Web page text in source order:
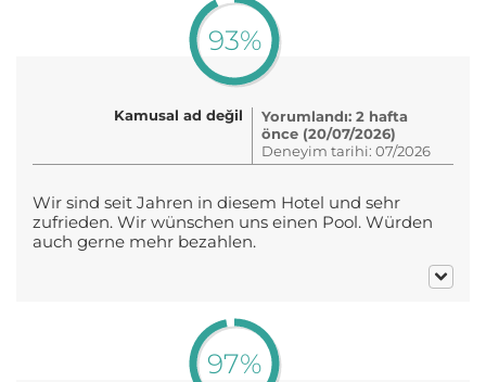
93%
Kamusal ad değil
Yorumlandı: 2 hafta
önce (20/07/2026)
Deneyim tarihi: 07/2026
Wir sind seit Jahren in diesem Hotel und sehr
zufrieden. Wir wünschen uns einen Pool. Würden
auch gerne mehr bezahlen.
97%